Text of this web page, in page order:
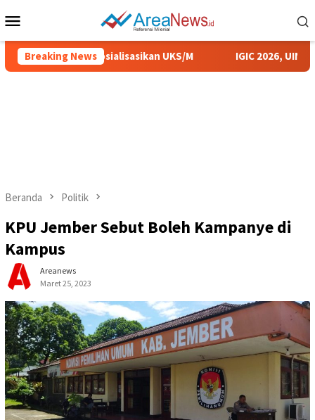
ke
Mobile
Breaking News
Sumenep Sosialisasikan UKS/M IGIC 2026, UIN
Beranda Politik
KPU Jember Sebut Boleh Kampanye di
Kampus
Areanews
Maret 25, 2023